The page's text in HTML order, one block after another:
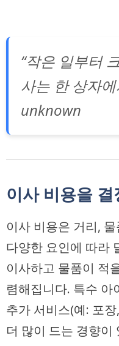
“작은 일부터
사는 한 상자
unknown
이사 비용을
이사 비용은 거리,
다양한 요인에 따라
이사하고 물품이 적
렴해집니다. 특수 아
추가 서비스(예: 포
더 많이 드는 경향이